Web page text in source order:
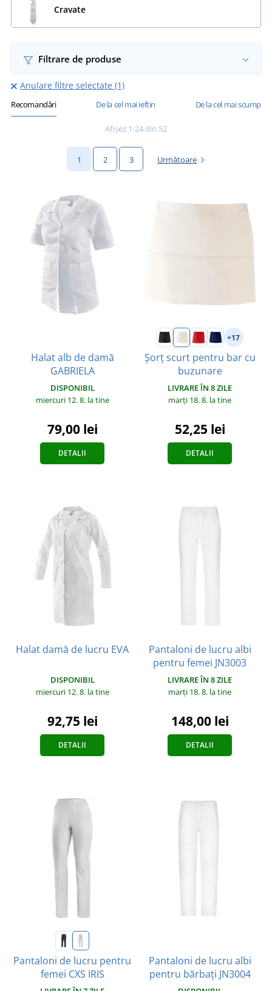
Cravate
Filtrare de produse
Anulare filtre selectate (1)
Recomandări De la cel mai ieftin De la cel mai scump
Afișez 1-24 din 52
1 2 3 Următoare
Halat alb de damă
GABRIELA
DISPONIBIL
miercuri 12. 8. la tine
79,00 lei
DETALII
+17
Șorț scurt pentru bar cu
buzunare
LIVRARE ÎN 8 ZILE
marți 18. 8. la tine
52,25 lei
DETALII
Halat damă de lucru EVA
DISPONIBIL
miercuri 12. 8. la tine
92,75 lei
DETALII
Pantaloni de lucru albi
pentru femei JN3003
LIVRARE ÎN 8 ZILE
marți 18. 8. la tine
148,00 lei
DETALII
Pantaloni de lucru pentru
femei CXS IRIS
Pantaloni de lucru albi
pentru bărbați JN3004